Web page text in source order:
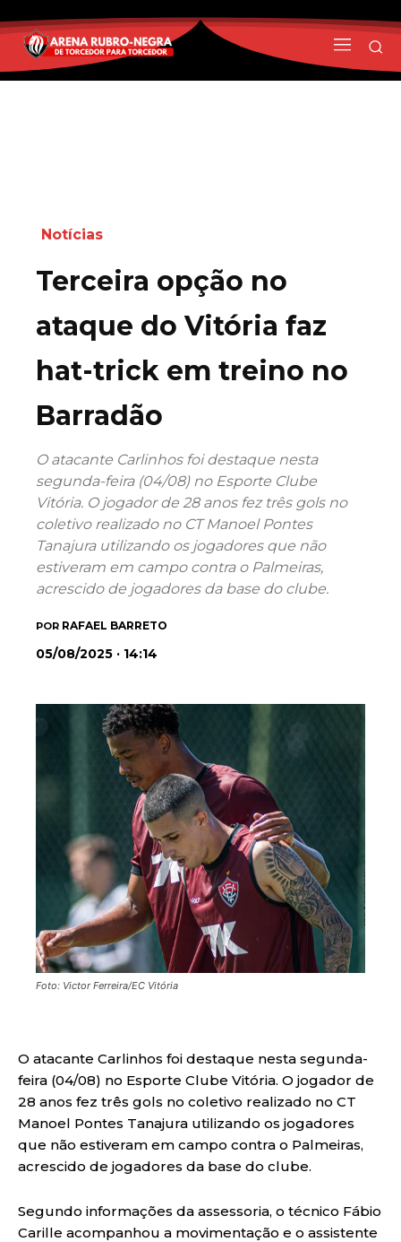
Notícias
Terceira opção no
ataque do Vitória faz
hat-trick em treino no
Barradão
O atacante Carlinhos foi destaque nesta
segunda-feira (04/08) no Esporte Clube
Vitória. O jogador de 28 anos fez três gols no
coletivo realizado no CT Manoel Pontes
Tanajura utilizando os jogadores que não
estiveram em campo contra o Palmeiras,
acrescido de jogadores da base do clube.
POR RAFAEL BARRETO
05/08/2025 · 14:14
Foto: Victor Ferreira/EC Vitória
O atacante Carlinhos foi destaque nesta segunda-
feira (04/08) no Esporte Clube Vitória. O jogador de
28 anos fez três gols no coletivo realizado no CT
Manoel Pontes Tanajura utilizando os jogadores
que não estiveram em campo contra o Palmeiras,
acrescido de jogadores da base do clube.
Segundo informações da assessoria, o técnico Fábio
Carille acompanhou a movimentação e o assistente